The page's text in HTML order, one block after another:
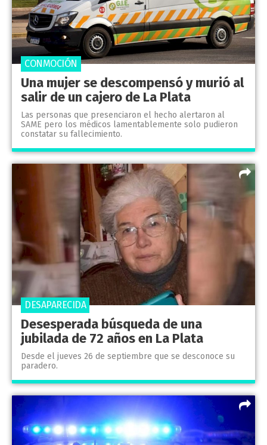
Una mujer se descompensó y murió al
salir de un cajero de La Plata
Las personas que presenciaron el hecho alertaron al
SAME pero los médicos lamentablemente solo pudieron
constatar su fallecimiento.
CONMOCIÓN
Desesperada búsqueda de una
jubilada de 72 años en La Plata
Desde el jueves 26 de septiembre que se desconoce su
paradero.
DESAPARECIDA